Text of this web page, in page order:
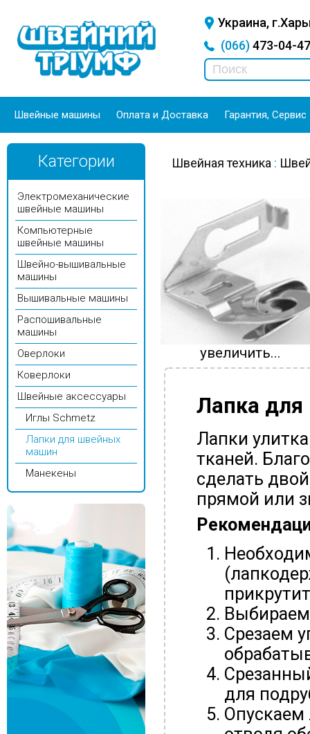
Украина,
(066)473-04-
Швейные машины Оплата и Доставка Гарантия, Сервис
Категории
Электромеханические
швейные машины
Компьютерные
швейные машины
Швейно-вышивальные
машины
Вышивальные машины
Распошивальные
машины
Оверлоки
Коверлоки
Швейные аксессуары
Иглы Schmetz
Лапки для швейных
машин
Манекены
Швейная техника :
увеличить...
Лапка для
Лапки
тканей.
сделать
прямой или
Срезаем
для
Опускаем